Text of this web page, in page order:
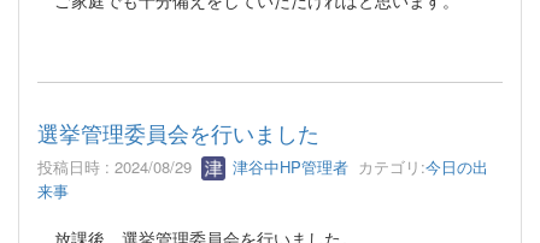
選挙管理委員会を行いました
投稿日時 : 2024/08/29 津谷中HP管理者 カテゴリ:今日の出
来事